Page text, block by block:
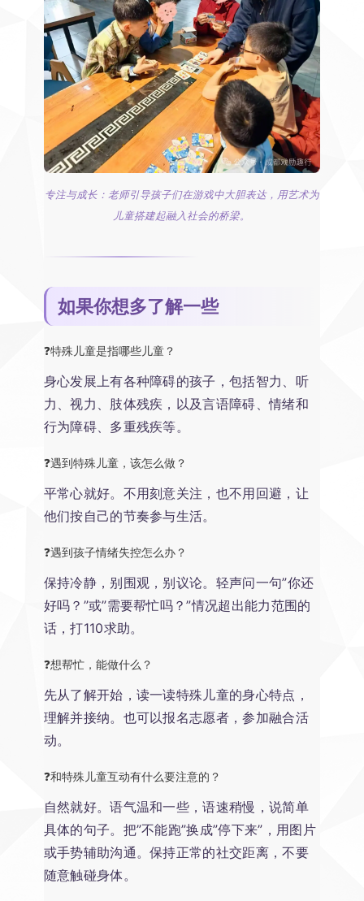
专注与成长：老师引导孩子们在游戏中大胆表达，用艺术为
儿童搭建起融入社会的桥梁。
如果你想多了解一些
❓特殊儿童是指哪些儿童？
身心发展上有各种障碍的孩子，包括智力、听
力、视力、肢体残疾，以及言语障碍、情绪和
行为障碍、多重残疾等。
❓遇到特殊儿童，该怎么做？
平常心就好。不用刻意关注，也不用回避，让
他们按自己的节奏参与生活。
❓遇到孩子情绪失控怎么办？
保持冷静，别围观，别议论。轻声问一句”你还
好吗？”或”需要帮忙吗？”情况超出能力范围的
话，打110求助。
❓想帮忙，能做什么？
先从了解开始，读一读特殊儿童的身心特点，
理解并接纳。也可以报名志愿者，参加融合活
动。
❓和特殊儿童互动有什么要注意的？
自然就好。语气温和一些，语速稍慢，说简单
具体的句子。把”不能跑”换成”停下来”，用图片
或手势辅助沟通。保持正常的社交距离，不要
随意触碰身体。